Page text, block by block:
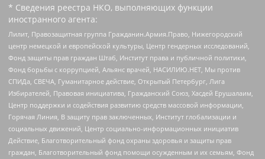
* Сведения реестра НКО, выполняющих функции
иностранного агента:
Лилит, Правозащитная группа Гражданин.Армия.Право, Нижегородский
центр немецкой и европейской культуры, Центр гендерных исследований,
Фонд защиты прав граждан Штаб, Институт права и публичной политики,
Фонд борьбы с коррупцией, Альянс врачей, НАСИЛИЮ.НЕТ, Мы против
СПИДа, СВЕЧА, Гуманитарное действие, Открытый Петербург, Лига
Избирателей, Правовая инициатива, Гражданский Союз, Хасдей Ерушалаим,
Центр поддержки и содействия развитию средств массовой информации,
Горячая Линия, В защиту прав заключенных, Институт глобализации и
социальных движений, Центр социально-информационных инициатив
Действие, Благотворительный фонд охраны здоровья и защиты прав
граждан, Благотворительный фонд помощи осужденным и их семьям, Фонд